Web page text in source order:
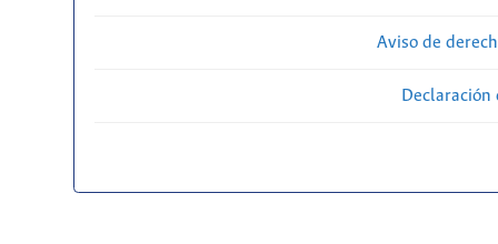
Aviso de